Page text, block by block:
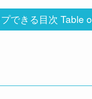
できる目次 Table